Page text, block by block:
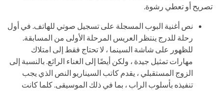
تصريح أو تعطي رشوة.
نص أغنية البوب ​​المسجلة على تسجيل صوتي للهاتف. في أول
رحلة للدرج ينتظر العريس المرحلة الأولى من المسابقة.
للظهور على شاشة السينما ، لا تحتاج فقط إلى امتلاك
مهارات تمثيل جيدة ، ولكن أيضًا إلى الغناء الرائع. بالنسبة إلى
الزوج المستقبلي ، يقدم كاتب السيناريو النص الذي يجب
تنفيذه بأسلوب الراب ، بما في ذلك الموسيقى. كلما كانت